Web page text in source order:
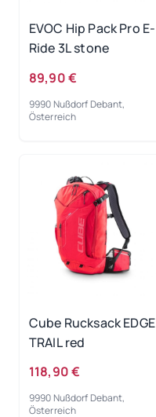
EVOC Hip Pack Pro E-
Ride 3L stone
89,90 €
9990 Nußdorf Debant,
Österreich
Cube Rucksack EDGE
TRAIL red
118,90 €
9990 Nußdorf Debant,
Österreich